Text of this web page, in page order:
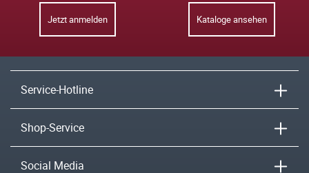
Jetzt anmelden Kataloge ansehen
Service-Hotline
Shop-Service
Social Media